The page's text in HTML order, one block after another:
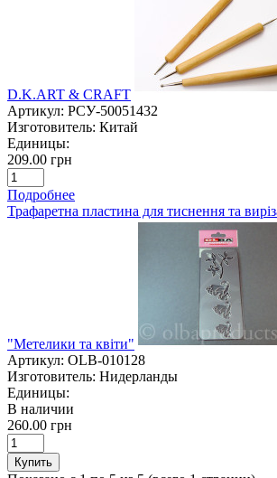
D.K.ART & CRAFT
Артикул: РСУ-50051432
Изготовитель: Китай
Единицы:
209.00 грн
Подробнее
Трафаретна пластина для тиснення та
"Метелики та квіти"
Артикул: OLB-010128
Изготовитель: Нидерланды
Единицы:
В наличии
260.00 грн
Купить